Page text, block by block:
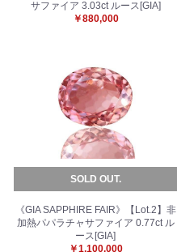
サファイア 3.03ct ルース[GIA]
￥880,000
SOLD OUT.
《GIA SAPPHIRE FAIR》【Lot.2】非
加熱パパラチャサファイア 0.77ct ル
ース[GIA]
￥1,100,000